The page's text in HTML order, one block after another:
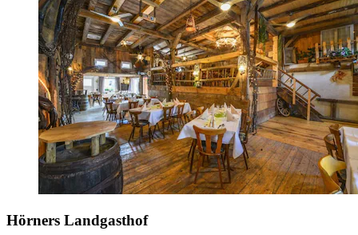
Hörners Landgasthof